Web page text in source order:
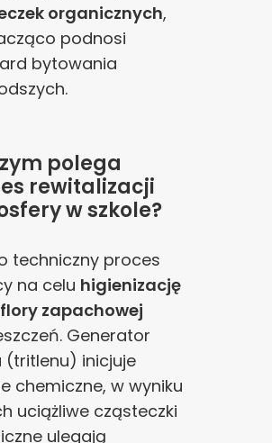
organicznych,
podnosi
bytowania
polega
rewitalizacji
w szkole?
techniczny proces
na celu higienizację
zapachowej
Generator
(tritlenu) inicjuje
chemiczne, w wyniku
uciążliwe cząsteczki
ulegają